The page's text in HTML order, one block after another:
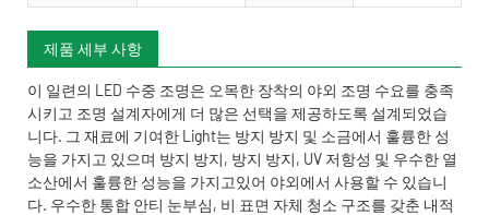
제품 세부 사항
이 일련의 LED 수중 조명은 오목한 장착의 야외 조명 수요를 충족
시키고 조명 설계자에게 더 많은 선택을 제공하도록 설계되었습
니다. 그 재료에 기여한 Light는 방지 방지 및 소금에서 훌륭한 성
능을 가지고 있으며 방지 방지, 방지 방지, UV 저항성 및 우수한 열
소산에서 훌륭한 성능을 가지고있어 야외에서 사용할 수 있습니
다. 우수한 통합 안티 눈부심, 비 표면 자체 청소 구조를 갖춘 내적